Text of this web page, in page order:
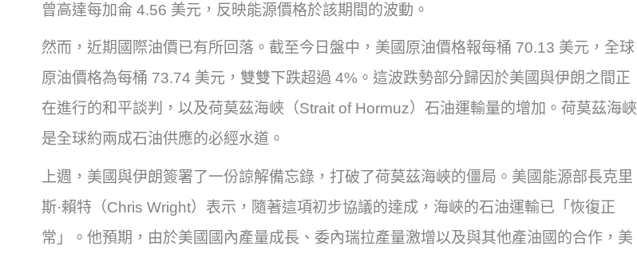
曾高達每加侖 4.56 美元，反映能源價格於該期間的波動。
然而，近期國際油價已有所回落。截至今日盤中，美國原油價格報每桶 70.13 美元，全球
原油價格為每桶 73.74 美元，雙雙下跌超過 4%。這波跌勢部分歸因於美國與伊朗之間正
在進行的和平談判，以及荷莫茲海峽（Strait of Hormuz）石油運輸量的增加。荷莫茲海峽
是全球約兩成石油供應的必經水道。
上週，美國與伊朗簽署了一份諒解備忘錄，打破了荷莫茲海峽的僵局。美國能源部長克里
斯·賴特（Chris Wright）表示，隨著這項初步協議的達成，海峽的石油運輸已「恢復正
常」。他預期，由於美國國內產量成長、委內瑞拉產量激增以及與其他產油國的合作，美